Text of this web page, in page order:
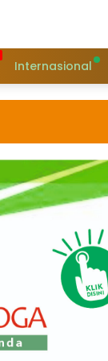
Internasional